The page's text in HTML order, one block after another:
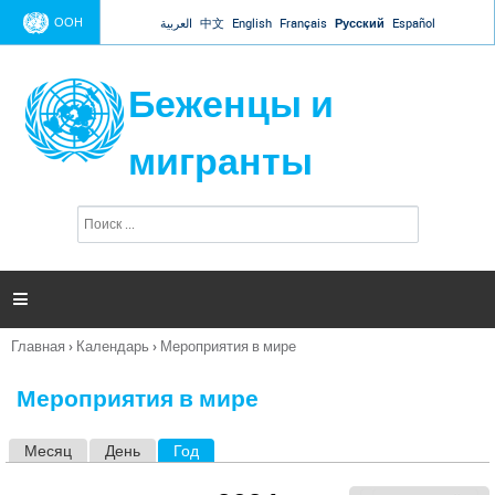
Jump to navigation
ООН العربية 中文 English Français Русский Español
Беженцы и
мигранты
п
и

Вы
Главная › Календарь › Мероприятия в мире
Мероприятия в мире
Месяц День Год